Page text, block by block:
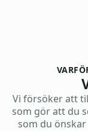
Vi försöker att
som gör att du
som du